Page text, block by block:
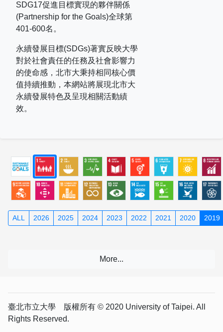
SDG17促進目標實現的夥伴關係
(Partnership for the Goals)全球第
401-600名。
永續發展目標(SDGs)著實反映大學
對於社會責任的任務及社會影響力
的使命感，北市大秉持相同核心價
值持續推動，本網站將展現北市大
永續發展特色及呈現相關活動績
效。
ALL 2026 2025 2024 2023 2022 2021 2020 2019
臺北市立大學 版權所有 © 2020 University of Taipei. All
Rights Reserved.